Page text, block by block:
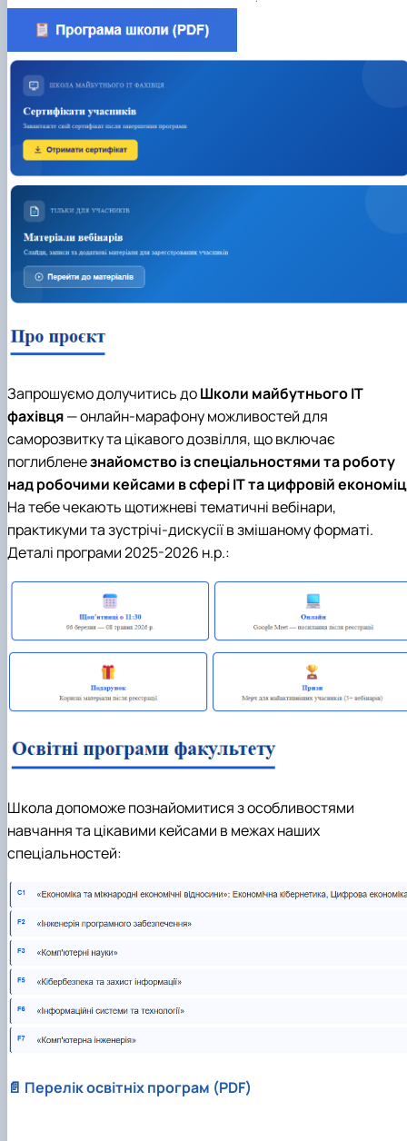
Запрошуємо долучитись доШколи майбутнього ІТ
фахівця— онлайн-марафону можливостей для
саморозвитку та цікавого дозвілля, що включає
поглибленезнайомство із спеціальностями та роботу
над робочими кейсами в сфері ІТ та цифровій
На тебе чекають щотижневі тематичні вебінари,
практикуми та зустрічі-дискусії в змішаному форматі.
Деталі програми 2025-2026 н.р.:
Школа допоможе познайомитися з особливостями
навчання та цікавими кейсами в межах наших
спеціальностей:
📄 Перелік освітніх програм (PDF)